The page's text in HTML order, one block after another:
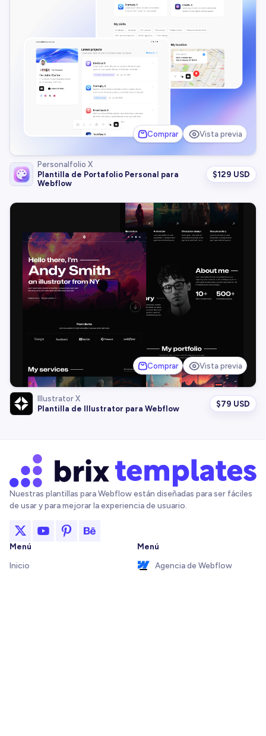
Comprar Vista previa
Personalfolio X
Plantilla de Portafolio Personal para
Webflow
$129 USD
Comprar Vista previa
Illustrator X
Plantilla de Illustrator para Webflow
$79 USD
Nuestras plantillas para Webflow están diseñadas para ser fáciles
de usar y para mejorar la experiencia de usuario.
Menú
Inicio
Menú
Agencia de Webflow